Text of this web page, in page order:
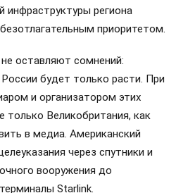
инфраструктуры региона
приоритетом.
оставляют сомнений:
будет только расти. При
и организатором этих
Великобритания, как
в медиа. Американский
через спутники и
вооружения до
Starlink.